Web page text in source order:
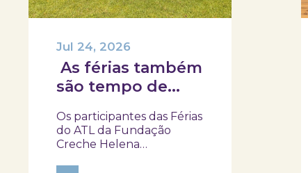
As férias também
são tempo de
aprendizagens!
Jul 24, 2026
Os participantes das Férias
do ATL da Fundação
Creche Helena